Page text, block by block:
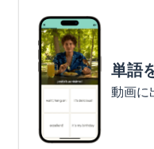
単語
動画に